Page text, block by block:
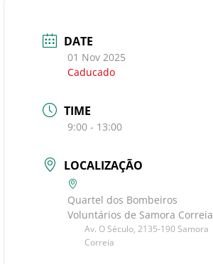
DATE
01 Nov 2025
Caducado
TIME
9:00 - 13:00
LOCALIZAÇÃO
Quartel dos Bombeiros
Voluntários de Samora Correia
Av. O Século, 2135-190 Samora
Correia